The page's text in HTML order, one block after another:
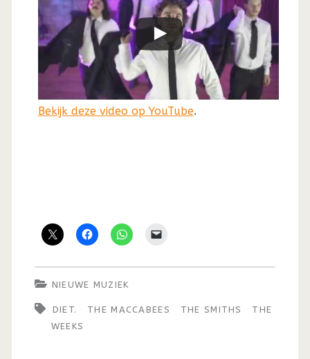
Bekijk deze video op YouTube.
NIEUWE MUZIEK
DIET. THE MACCABEES THE SMITHS
THE
WEEKS